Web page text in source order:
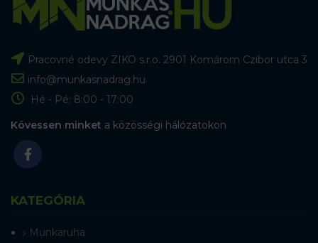
Pracovné odevy ZIKO s.r.o. 2901 Komárom Czibor utca 3
info@munkasnadrag.hu
Hé - Pé: 8:00 - 17:00
Kövessen minket a közösségi hálózatokon
KATEGÓRIA
Munkaruha